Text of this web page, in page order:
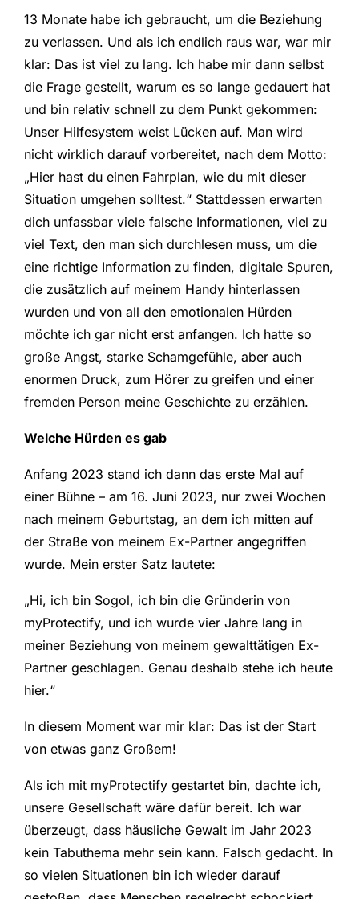
13 Monate habe ich gebraucht, um die Beziehung
zu verlassen. Und als ich endlich raus war, war mir
klar: Das ist viel zu lang. Ich habe mir dann selbst
die Frage gestellt, warum es so lange gedauert hat
und bin relativ schnell zu dem Punkt gekommen:
Unser Hilfesystem weist Lücken auf. Man wird
nicht wirklich darauf vorbereitet, nach dem Motto:
„Hier hast du einen Fahrplan, wie du mit dieser
Situation umgehen solltest.“ Stattdessen erwarten
dich unfassbar viele falsche Informationen, viel zu
viel Text, den man sich durchlesen muss, um die
eine richtige Information zu finden, digitale Spuren,
die zusätzlich auf meinem Handy hinterlassen
wurden und von all den emotionalen Hürden
möchte ich gar nicht erst anfangen. Ich hatte so
große Angst, starke Schamgefühle, aber auch
enormen Druck, zum Hörer zu greifen und einer
fremden Person meine Geschichte zu erzählen.
Welche Hürden es gab
Anfang 2023 stand ich dann das erste Mal auf
einer Bühne – am 16. Juni 2023, nur zwei Wochen
nach meinem Geburtstag, an dem ich mitten auf
der Straße von meinem Ex-Partner angegriffen
wurde. Mein erster Satz lautete:
„Hi, ich bin Sogol, ich bin die Gründerin von
myProtectify, und ich wurde vier Jahre lang in
meiner Beziehung von meinem gewalttätigen Ex-
Partner geschlagen. Genau deshalb stehe ich heute
hier.“
In diesem Moment war mir klar: Das ist der Start
von etwas ganz Großem!
Als ich mit myProtectify gestartet bin, dachte ich,
unsere Gesellschaft wäre dafür bereit. Ich war
überzeugt, dass häusliche Gewalt im Jahr 2023
kein Tabuthema mehr sein kann. Falsch gedacht. In
so vielen Situationen bin ich wieder darauf